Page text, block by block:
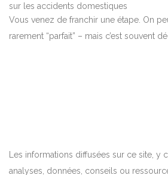
sur les accidents domestiques
Vous venez de franchir une étape. On
rarement “parfait” – mais c’est souvent
Les informations diffusées sur ce site, y
analyses, données, conseils ou